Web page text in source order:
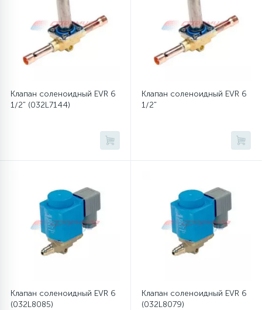
Шкивы барабана
Щетки двигателя
20
Электронные модули
Клапан соленоидный EVR 6
1/2" (032L7144)
Клапан соленоидный EVR 6
1/2"
Клапан соленоидный EVR 6
(032L8085)
Клапан соленоидный EVR 6
(032L8079)